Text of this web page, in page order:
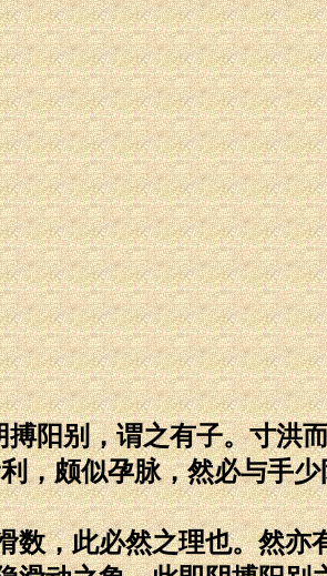
阳别，谓之有子。寸洪
，颇似孕脉，然必与手
数，此必然之理也。然亦